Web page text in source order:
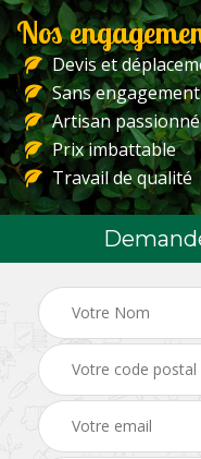
Nos
Devis et
Sans engagement
Artisan passionné
Prix imbattable
Travail de qualité